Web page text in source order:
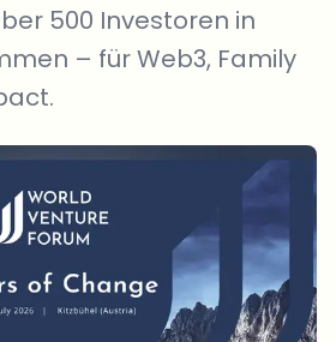
500 Investoren in
– für Web3, Family